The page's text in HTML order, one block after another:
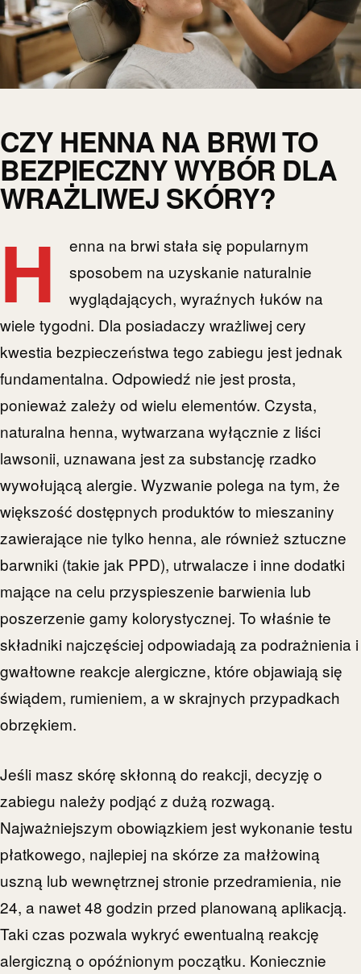
CZY HENNA NA BRWI TO
BEZPIECZNY WYBÓR DLA
WRAŻLIWEJ SKÓRY?
H
enna na brwi stała się popularnym
sposobem na uzyskanie naturalnie
wyglądających, wyraźnych łuków na
wiele tygodni. Dla posiadaczy wrażliwej cery
kwestia bezpieczeństwa tego zabiegu jest jednak
fundamentalna. Odpowiedź nie jest prosta,
ponieważ zależy od wielu elementów. Czysta,
naturalna henna, wytwarzana wyłącznie z liści
lawsonii, uznawana jest za substancję rzadko
wywołującą alergie. Wyzwanie polega na tym, że
większość dostępnych produktów to mieszaniny
zawierające nie tylko henna, ale również sztuczne
barwniki (takie jak PPD), utrwalacze i inne dodatki
mające na celu przyspieszenie barwienia lub
poszerzenie gamy kolorystycznej. To właśnie te
składniki najczęściej odpowiadają za podrażnienia i
gwałtowne reakcje alergiczne, które objawiają się
świądem, rumieniem, a w skrajnych przypadkach
obrzękiem.
Jeśli masz skórę skłonną do reakcji, decyzję o
zabiegu należy podjąć z dużą rozwagą.
Najważniejszym obowiązkiem jest wykonanie testu
płatkowego, najlepiej na skórze za małżowiną
uszną lub wewnętrznej stronie przedramienia, nie
24, a nawet 48 godzin przed planowaną aplikacją.
Taki czas pozwala wykryć ewentualną reakcję
alergiczną o opóźnionym początku. Koniecznie